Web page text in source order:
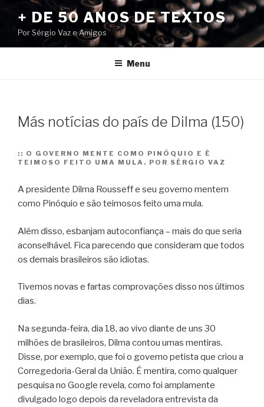
conteúdo
+ DE 50 ANOS DE TEXTOS
Por Sérgio Vaz e Amigos
Menu
Más notícias do país de Dilma (150)
:: O GOVERNO MENTE COMO PINÓQUIO E É
TEIMOSO FEITO UMA MULA. POR SÉRGIO VAZ
A presidente Dilma Rousseff e seu governo mentem
como Pinóquio e são teimosos feito uma mula.
Além disso, esbanjam autoconfiança – mais do que seria
aconselhável. Fica parecendo que consideram que todos
os demais brasileiros são idiotas.
Tivemos novas e fartas comprovações disso nos últimos
dias.
Na segunda-feira, dia 18, ao vivo diante de uns 30
milhões de brasileiros, Dilma contou umas mentiras.
Disse, por exemplo, que foi o governo petista que criou a
Corregedoria-Geral da União. É mentira, como qualquer
pesquisa no Google revela, como foi amplamente
divulgado logo depois da reveladora entrevista da